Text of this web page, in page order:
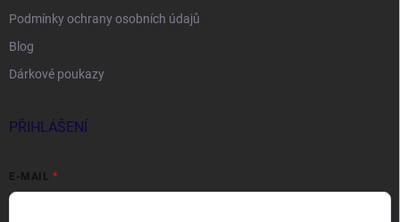
Podmínky ochrany osobních údajů
Blog
Dárkové poukazy
PŘIHLÁŠENÍ
E-MAIL